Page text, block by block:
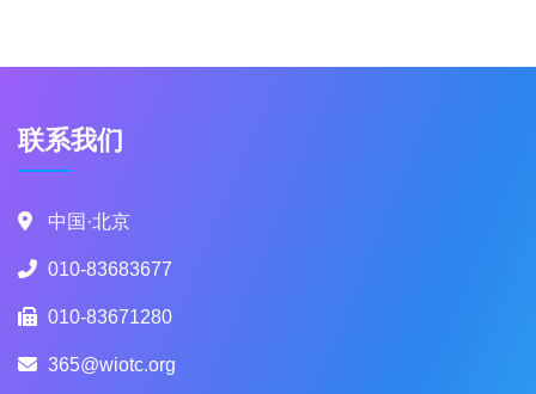
联系我们
中国·北京
010-83683677
010-83671280
365@wiotc.org